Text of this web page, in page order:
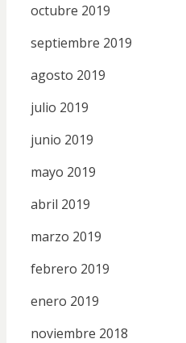
octubre 2019
septiembre 2019
agosto 2019
julio 2019
junio 2019
mayo 2019
abril 2019
marzo 2019
febrero 2019
enero 2019
noviembre 2018